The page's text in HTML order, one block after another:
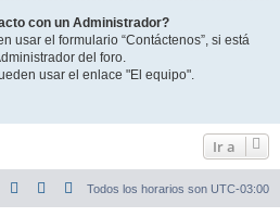
con un Administrador?
usar el formulario “Contáctenos”, si está
del foro.
usar el enlace "El equipo".
Ir a
Todos los horarios son UTC-03:00